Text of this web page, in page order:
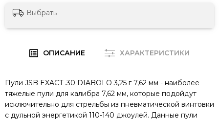
Выбрать
ОПИСАНИЕ ХАРАКТЕРИСТИКИ
Пули JSB EXACT .30 DIABOLO 3,25 г 7,62 мм - наиболее
тяжелые пули для калибра 7,62 мм, которые подойдут
исключительно для стрельбы из пневматической винтовки
с дульной энергетикой 110-140 джоулей. Данные пули